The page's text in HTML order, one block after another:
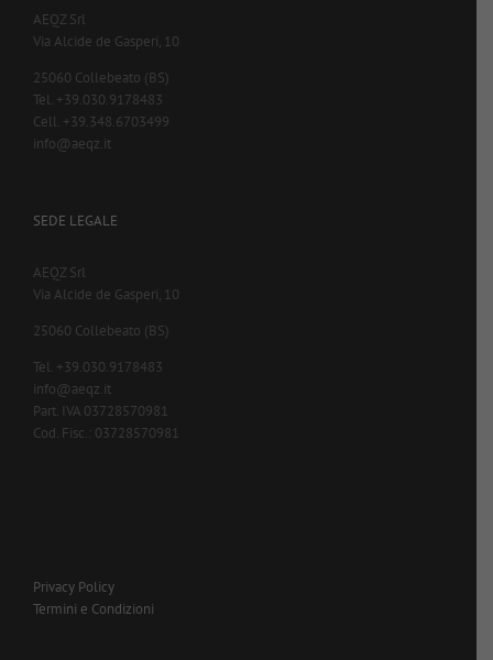
AEQZ Srl
Via Alcide de Gasperi, 10
25060 Collebeato (BS)
Tel. +39.030.9178483
Cell. +39.348.6703499
info@aeqz.it
SEDE LEGALE
AEQZ Srl
Via Alcide de Gasperi, 10
25060 Collebeato (BS)
Tel. +39.030.9178483
info@aeqz.it
Part. IVA 03728570981
Cod. Fisc.: 03728570981
Privacy Policy
Termini e Condizioni